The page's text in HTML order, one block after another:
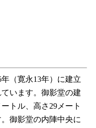
（寛永13年）に建立
います。御影堂の建
トル、高さ29メート
御影堂の内陣中央に